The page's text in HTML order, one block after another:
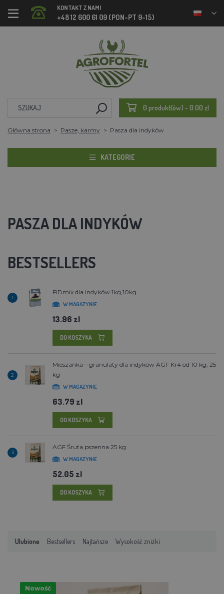
KONTAKT Z NAMI
+48 12 600 61 09 (PON-PT 9-15)
0 produkt(ów) - 0.00 zl
Główna strona Pasze, karmy Pasza dla indyków
KATEGORIE
PASZA DLA INDYKÓW
BESTSELLERS
1
FIDmix dla indyków 1kg,10kg
W MAGAZYNIE
13.96 zl
DO KOSZYKA
2
Mieszanka – granulaty dla indyków AGF Kr4 od 10 kg, 25
kg
W MAGAZYNIE
63.79 zl
DO KOSZYKA
3
AGF Śruta pszenna 25 kg
W MAGAZYNIE
52.05 zl
DO KOSZYKA
Ulubione Bestsellers Najtańsze Wysokość zniżki
Nowość